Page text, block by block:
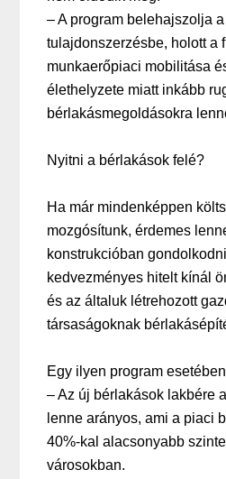
– A program belehajszolja
tulajdonszerzésbe, holott a
munkaerőpiaci mobilitása
élethelyzete miatt inkább
bérlakásmegoldásokra
Nyitni a bérlakások felé?
Ha már mindenképpen
mozgósítunk, érdemes
konstrukcióban
kedvezményes hitelt kínál
és az általuk létrehozott
társaságoknak
Egy ilyen program
– Az új bérlakások lakbére
lenne arányos, ami a piaci
40%-kal alacsonyabb
városokban.